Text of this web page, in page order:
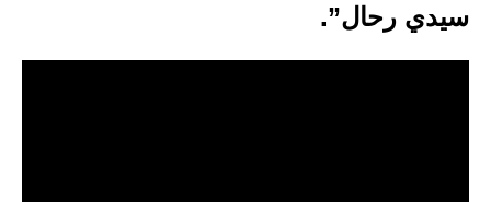
سيدي رحال”.